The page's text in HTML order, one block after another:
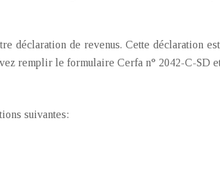
déclaration de revenus. Cette déclaration
remplir le formulaire Cerfa n° 2042-C-SD
suivantes: